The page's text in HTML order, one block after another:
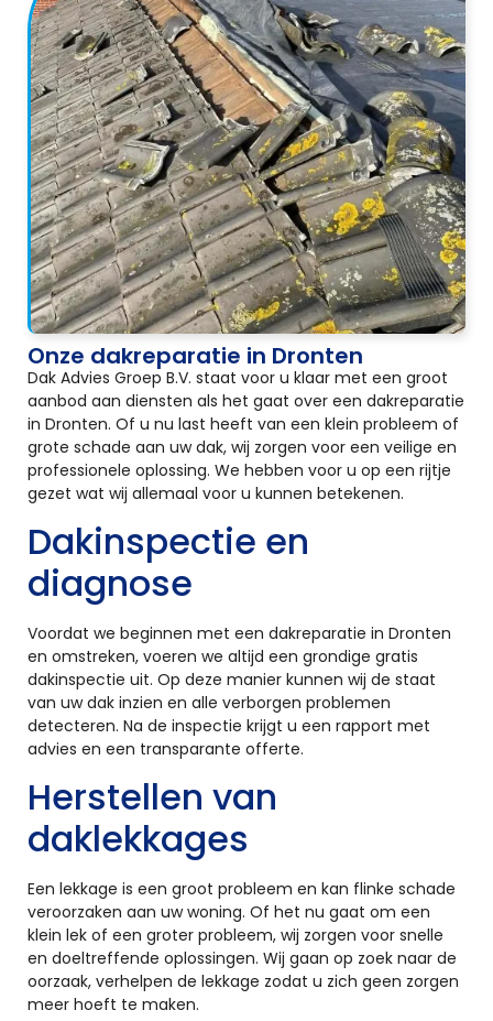
Onze dakreparatie in Dronten
Dak Advies Groep B.V. staat voor u klaar met een groot
aanbod aan diensten als het gaat over een dakreparatie
in Dronten. Of u nu last heeft van een klein probleem of
grote schade aan uw dak, wij zorgen voor een veilige en
professionele oplossing. We hebben voor u op een rijtje
gezet wat wij allemaal voor u kunnen betekenen.
Dakinspectie en
diagnose
Voordat we beginnen met een dakreparatie in Dronten
en omstreken, voeren we altijd een grondige gratis
dakinspectie uit. Op deze manier kunnen wij de staat
van uw dak inzien en alle verborgen problemen
detecteren. Na de inspectie krijgt u een rapport met
advies en een transparante offerte.
Herstellen van
daklekkages
Een lekkage is een groot probleem en kan flinke schade
veroorzaken aan uw woning. Of het nu gaat om een
klein lek of een groter probleem, wij zorgen voor snelle
en doeltreffende oplossingen. Wij gaan op zoek naar de
oorzaak, verhelpen de lekkage zodat u zich geen zorgen
meer hoeft te maken.